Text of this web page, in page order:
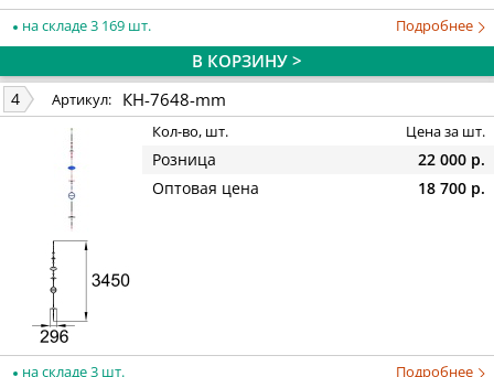
на складе 3 169 шт. Подробнее
В КОРЗИНУ >
4 Артикул: КН-7648-mm
Кол-во, шт. Цена за шт.
Розница
22 000 р.
Оптовая цена
18 700 р.
на складе 3 шт. Подробнее